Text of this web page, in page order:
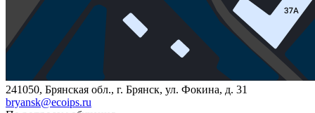
241050, Брянская обл., г. Брянск, ул. Фокина, д. 31
bryansk@ecoips.ru